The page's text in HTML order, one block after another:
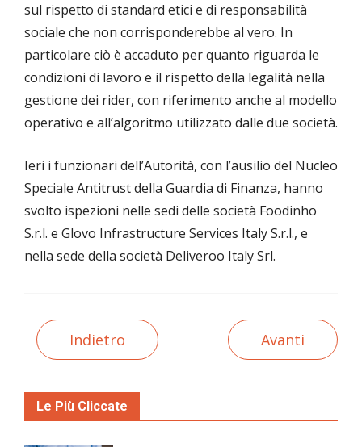
sul rispetto di standard etici e di responsabilità
sociale che non corrisponderebbe al vero. In
particolare ciò è accaduto per quanto riguarda le
condizioni di lavoro e il rispetto della legalità nella
gestione dei rider, con riferimento anche al modello
operativo e all’algoritmo utilizzato dalle due società.
Ieri i funzionari dell’Autorità, con l’ausilio del Nucleo
Speciale Antitrust della Guardia di Finanza, hanno
svolto ispezioni nelle sedi delle società Foodinho
S.r.l. e Glovo Infrastructure Services Italy S.r.l., e
nella sede della società Deliveroo Italy Srl.
Indietro Avanti
Le Più Cliccate